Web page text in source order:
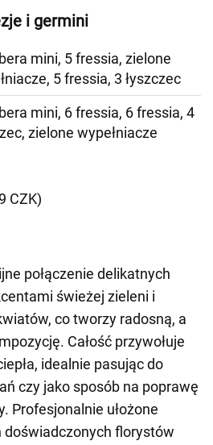
i germini
mini, 5 fressia, zielone
5 fressia, 3 łyszczec
mini, 6 fressia, 6 fressia, 4
zielone wypełniacze
CZK)
połączenie delikatnych
świeżej zieleni i
co tworzy radosną, a
Całość przywołuje
idealnie pasując do
czy jako sposób na poprawę
Profesjonalnie ułożone
doświadczonych florystów